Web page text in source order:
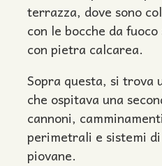
terrazza, dove sono
con le bocche da
con pietra calcarea.
Sopra questa, si
che ospitava una
cannoni,
perimetrali e sistemi
piovane.